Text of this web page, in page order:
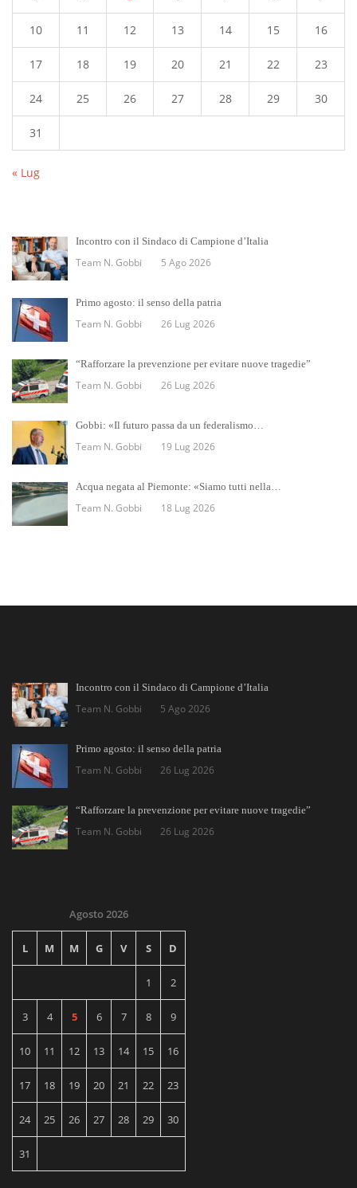
10 11 12 13 14 15 16
17 18 19 20 21 22 23
24 25 26 27 28 29 30
31
« Lug
Incontro con il Sindaco di Campione d’Italia
Team N. Gobbi 5 Ago 2026
Primo agosto: il senso della patria
Team N. Gobbi 26 Lug 2026
“Rafforzare la prevenzione per evitare nuove tragedie”
Team N. Gobbi 26 Lug 2026
Gobbi: «Il futuro passa da un federalismo…
Team N. Gobbi 19 Lug 2026
Acqua negata al Piemonte: «Siamo tutti nella…
Team N. Gobbi 18 Lug 2026
Incontro con il Sindaco di Campione d’Italia
Team N. Gobbi 5 Ago 2026
Primo agosto: il senso della patria
Team N. Gobbi 26 Lug 2026
“Rafforzare la prevenzione per evitare nuove tragedie”
Team N. Gobbi 26 Lug 2026
Agosto 2026
L M M G V S D
1 2
3 4 5 6 7 8 9
10 11 12 13 14 15 16
17 18 19 20 21 22 23
24 25 26 27 28 29 30
31